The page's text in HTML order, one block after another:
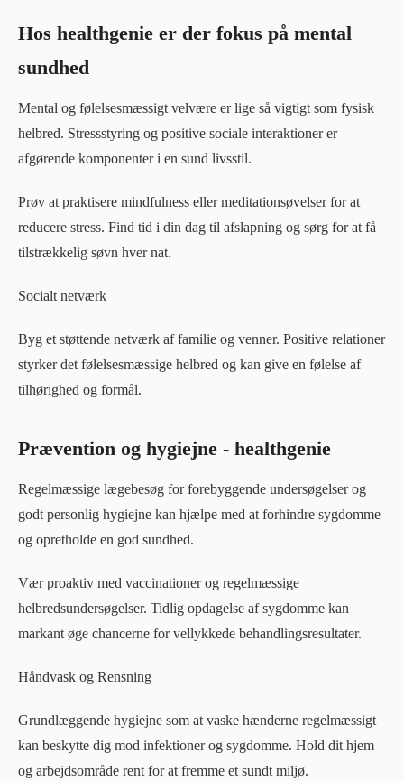
Hos healthgenie er der fokus på mental
sundhed
Mental og følelsesmæssigt velvære er lige så vigtigt som fysisk
helbred. Stressstyring og positive sociale interaktioner er
afgørende komponenter i en sund livsstil.
Prøv at praktisere mindfulness eller meditationsøvelser for at
reducere stress. Find tid i din dag til afslapning og sørg for at få
tilstrækkelig søvn hver nat.
Socialt netværk
Byg et støttende netværk af familie og venner. Positive relationer
styrker det følelsesmæssige helbred og kan give en følelse af
tilhørighed og formål.
Prævention og hygiejne - healthgenie
Regelmæssige lægebesøg for forebyggende undersøgelser og
godt personlig hygiejne kan hjælpe med at forhindre sygdomme
og opretholde en god sundhed.
Vær proaktiv med vaccinationer og regelmæssige
helbredsundersøgelser. Tidlig opdagelse af sygdomme kan
markant øge chancerne for vellykkede behandlingsresultater.
Håndvask og Rensning
Grundlæggende hygiejne som at vaske hænderne regelmæssigt
kan beskytte dig mod infektioner og sygdomme. Hold dit hjem
og arbejdsområde rent for at fremme et sundt miljø.